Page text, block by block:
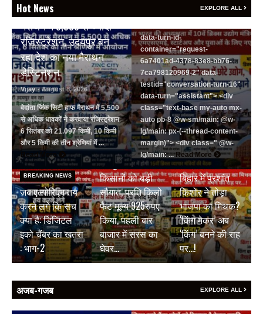
Hot News EXPLORE ALL
वेदांता जिंक सिटी हाफ
मैराथन में 5,500 से ज्यादा
रजिस्ट्रेशन, उदयपुर बन
रहा देश का नया मैराथन
डेस्टिनेशन
Vijay - August 8, 2026
वेदांता जिंक सिटी हाफ मैराथन में 5,500
से अधिक धावकों ने करवाया रजिस्ट्रेशन
6 सितंबर को 21.097 किमी, 10 किमी
और 5 किमी की तीन श्रेणियां में ...
Read More
data-turn-id-
container="request-
6a7401ad-4378-83e8-bb76-
7ca798120969-2" data-
testid="conversation-turn-16"
data-turn="assistant"> <div
class="text-base my-auto mx-
auto pb-8 @w-sm/main: @w-
lg/main: px-(--thread-content-
margin)"> <div class=" @w-
lg/main: ... Read More
BREAKING NEWS
जब एल्गोरिद्म तय
करने लगे कि सच
क्या है: डिजिटल
इको चैंबर का खतरा
: भाग-2
BREAKING NEWS
जयपुर डेयरी की
किसानों को बड़ी
सौगात, प्रति किलो
फैट मूल्य 925रुपए
किया, पहली बार
बाजार में सरस का
घेवर…
BREAKING NEWS
बिहार में प्रशांत
किशोर ने तोड़ा
भाजपा का मिथक?
‘किंग मेकर’ अब
‘किंग’ बनने की राह
पर…!
अजब-गजब EXPLORE ALL